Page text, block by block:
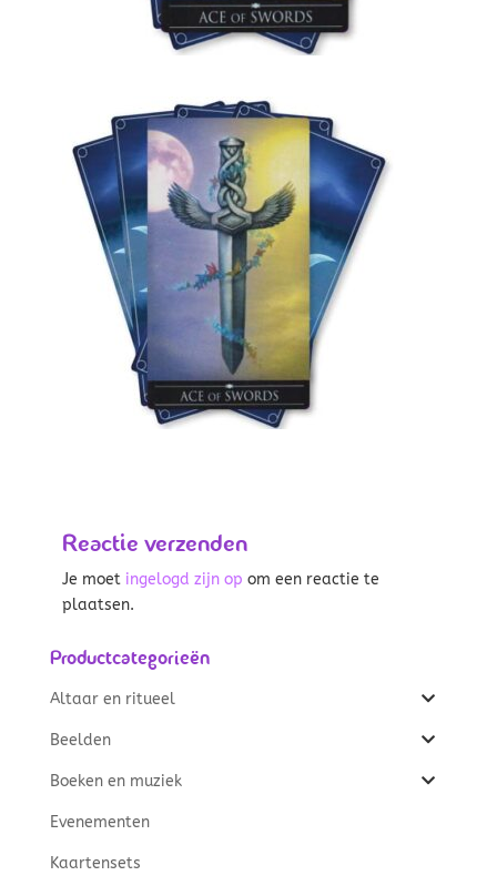
Reactie verzenden
Je moet ingelogd zijn op om een reactie te
plaatsen.
Productcategorieën
Altaar en ritueel
Beelden
Boeken en muziek
Evenementen
Kaartensets